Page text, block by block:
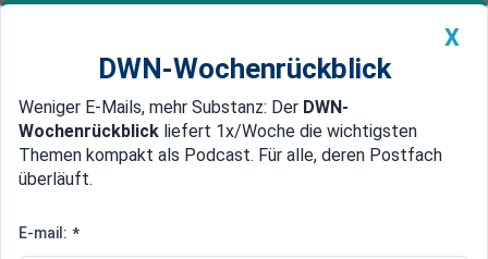
Newsticker MEIN DWN: Geldanlage Premium
Edelmetalle DWN-Magazin China
Trumps Zollkrieg: Elon Musk –
X
DWN-Wochenrückblick
Weniger E-Mails, mehr Substanz: Der DWN-
Wochenrückblick liefert 1x/Woche die wichtigsten
Themen kompakt als Podcast. Für alle, deren Postfach
überläuft.
E-mail: *